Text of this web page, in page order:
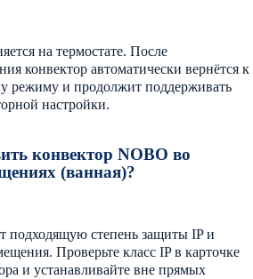
на термостате. После
конвектор автоматически вернётся к
режиму и продолжит поддерживать
настройки.
конвектор NOBO во
(ванная)?
подходящую степень защиты IP и
Проверьте класс IP в карточке
и устанавливайте вне прямых